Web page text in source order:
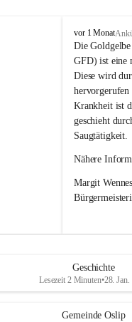
O
s
l
i
p
vor 1 Monat
Die
GFD) ist eine
Diese wird
Krankheit ist
geschieht
Saugtätigkeit.
Nähere
Margit
Geschichte
Lesezeit 2 Minuten•28. Jan.
Gemeinde Oslip